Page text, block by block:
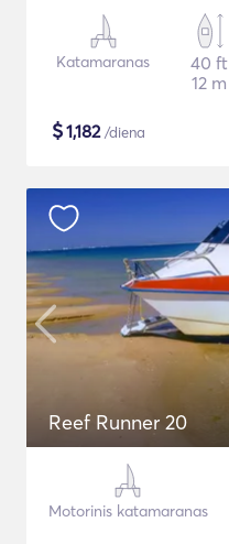
Katamaranas
40 ft
12 m
$1,182/diena
Reef Runner 20
Motorinis katamaranas